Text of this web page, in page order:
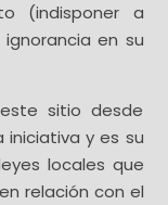
(indisponer a
en su
sitio desde
iniciativa y es su
locales que
relación con el